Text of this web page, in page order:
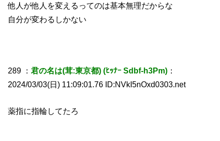
他人が他人を変えるってのは基本無理だからな
自分が変わるしかない
289 ：君の名は(茸:東京都) (ﾋｯﾅｰ Sdbf-h3Pm) ：
2024/03/03(日) 11:09:01.76 ID:NVkI5nOxd0303.net
薬指に指輪してたろ